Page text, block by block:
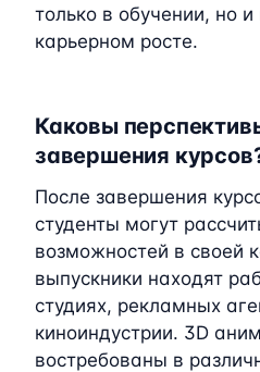
только в обучении, но
карьерном росте.
Каковы
завершения
После завершения
студенты могут
возможностей в своей
выпускники находят
студиях, рекламных
киноиндустрии. 3D
востребованы в